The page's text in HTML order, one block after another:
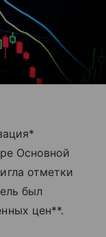
Основной
отметки
был
цен**.